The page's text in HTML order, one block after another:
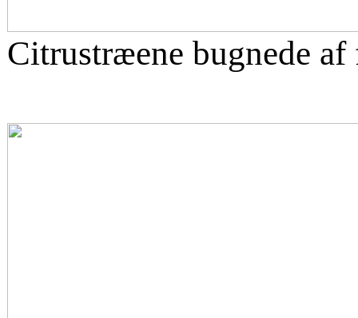
Citrustræene bugnede